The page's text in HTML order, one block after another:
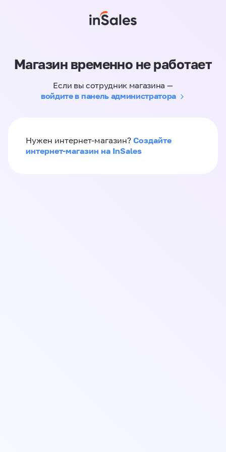
Магазин временно не работает
Если вы сотрудник магазина —
войдите в панель администратора
Нужен интернет-магазин? Создайте
интернет-магазин на InSales